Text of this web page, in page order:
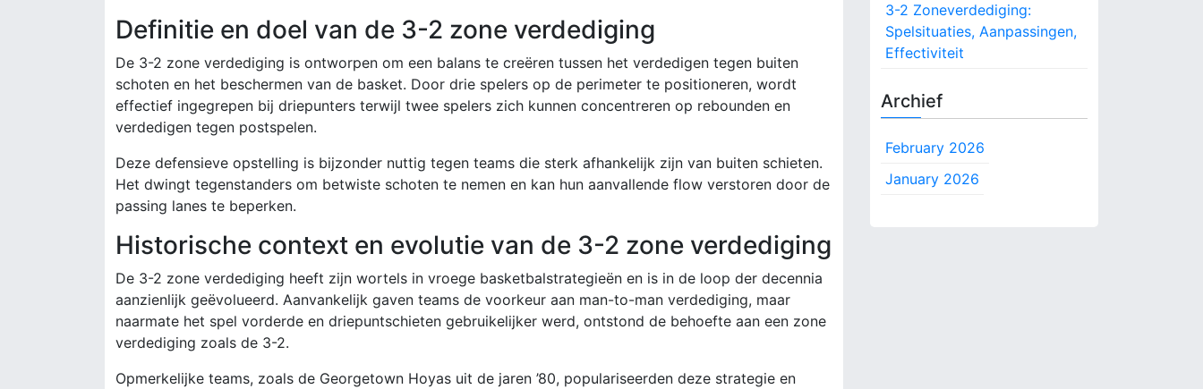
Definitie en doel van de 3-2 zone verdediging
De 3-2 zone verdediging is ontworpen om een balans te creëren tussen het verdedigen tegen buiten
schoten en het beschermen van de basket. Door drie spelers op de perimeter te positioneren, wordt
effectief ingegrepen bij driepunters terwijl twee spelers zich kunnen concentreren op rebounden en
verdedigen tegen postspelen.
Deze defensieve opstelling is bijzonder nuttig tegen teams die sterk afhankelijk zijn van buiten schieten.
Het dwingt tegenstanders om betwiste schoten te nemen en kan hun aanvallende flow verstoren door de
passing lanes te beperken.
Historische context en evolutie van de 3-2 zone verdediging
De 3-2 zone verdediging heeft zijn wortels in vroege basketbalstrategieën en is in de loop der decennia
aanzienlijk geëvolueerd. Aanvankelijk gaven teams de voorkeur aan man-to-man verdediging, maar
naarmate het spel vorderde en driepuntschieten gebruikelijker werd, ontstond de behoefte aan een zone
verdediging zoals de 3-2.
Opmerkelijke teams, zoals de Georgetown Hoyas uit de jaren ’80, populariseerden deze strategie en
3-2 Zoneverdediging:
Spelsituaties, Aanpassingen,
Effectiviteit
Archief
February 2026
January 2026